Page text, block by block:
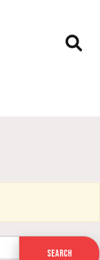
Search